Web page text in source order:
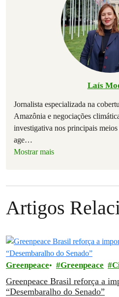
Laís
Jornalista especializada na
Amazônia e negociações
investigativa nos principais
age…
Mostrar mais
Artigos
Greenpeace Greenpeace
Greenpeace Brasil reforça a
“Desembaralho do Senado”